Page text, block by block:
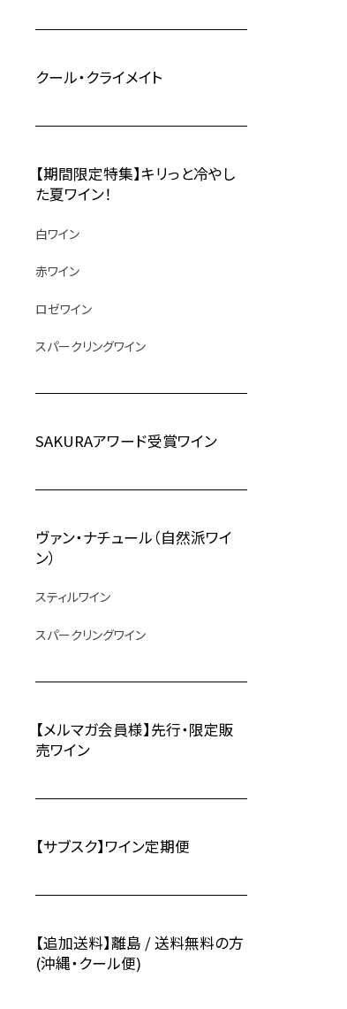
クール・クライメイト
【期間限定特集】キリっと冷やし
た夏ワイン！
白ワイン
赤ワイン
ロゼワイン
スパークリングワイン
SAKURAアワード受賞ワイン
ヴァン・ナチュール（自然派ワイ
ン）
スティルワイン
スパークリングワイン
【メルマガ会員様】先行・限定販
売ワイン
【サブスク】ワイン定期便
【追加送料】離島 / 送料無料の方
(沖縄・クール便)